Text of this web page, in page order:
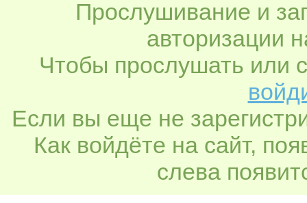
Прослушивание и
авторизации
Чтобы прослушать или
Если вы еще не
Как войдёте на сайт,
слева